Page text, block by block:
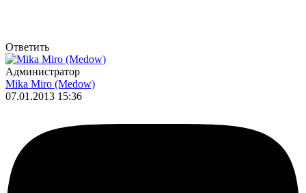
Ответить
Администратор
Mika Miro (Medow)
07.01.2013 15:36